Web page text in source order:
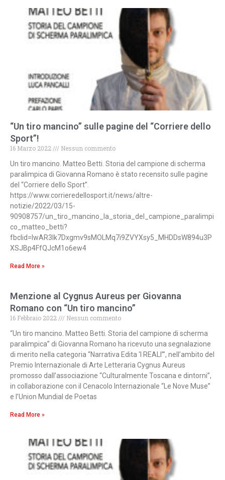
“Un tiro mancino” sulle pagine del “Corriere dello
Sport”!
16 Marzo 2022
Nessun commento
Un tiro mancino. Matteo Betti. Storia del campione di scherma
paralimpica di Giovanna Romano è stato recensito sulle pagine
del “Corriere dello Sport”.
https://www.corrieredellosport.it/news/altre-
notizie/2022/03/15-
90908757/un_tiro_mancino_la_storia_del_campione_paralimpi
co_matteo_betti?
fbclid=IwAR3Ik7Dxgmv9sMOLMq7i9ZVYXsy5_MHDDsW894u3P
XSJBp4FfQJcM1o6ew4
Read More »
Menzione al Cygnus Aureus per Giovanna
Romano con “Un tiro mancino”
16 Febbraio 2022
Nessun commento
“Un tiro mancino. Matteo Betti. Storia del campione di scherma
paralimpica” di Giovanna Romano ha ricevuto una segnalazione
di merito nella categoria “Narrativa Edita ‘I REALI’”, nell’ambito del
Premio Internazionale di Arte Letteraria Cygnus Aureus
promosso dall’associazione “Culturalmente Toscana e dintorni”,
in collaborazione con il Cenacolo Internazionale “Le Nove Muse”
e l’Union Mundial de Poetas
Read More »